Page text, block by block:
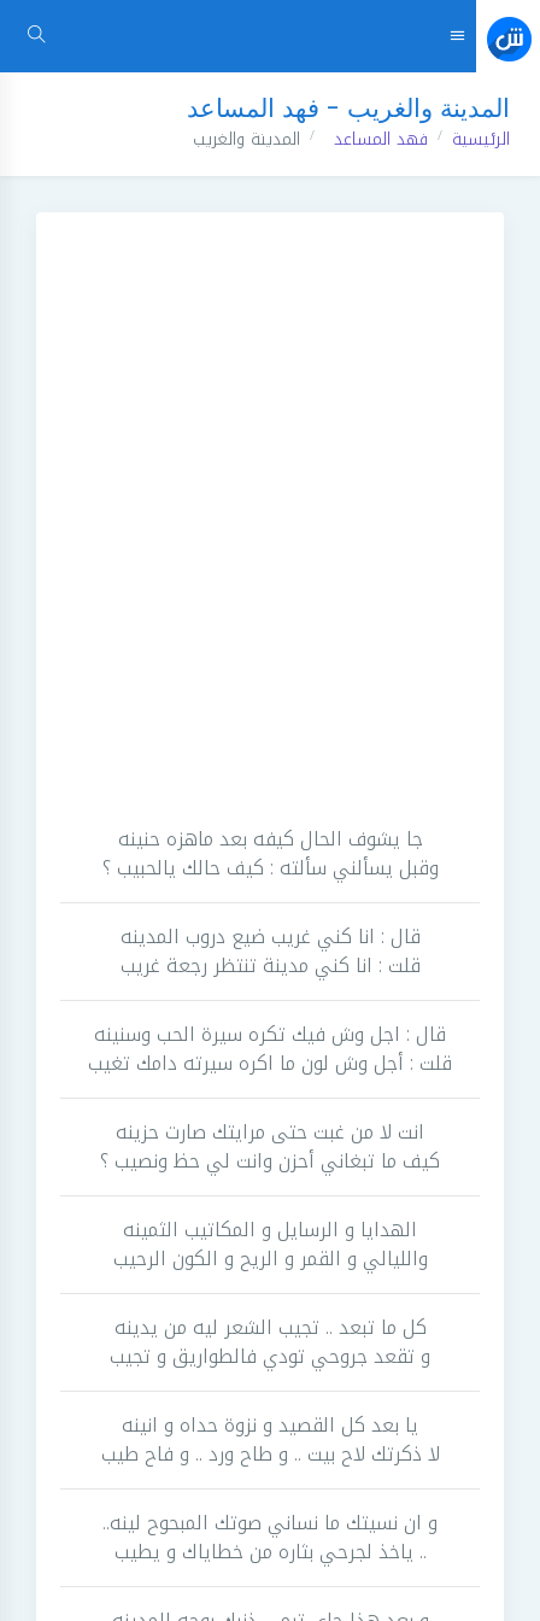
المدينة والغريب - فهد المساعد
الرئيسية فهد المساعد المدينة والغريب
جا يشوف الحال كيفه بعد ماهزه حنينه
وقبل يسألني سألته : كيف حالك يالحبيب ؟
قال : انا كني غريب ضيع دروب المدينه
قلت : انا كني مدينة تنتظر رجعة غريب
قال : اجل وش فيك تكره سيرة الحب وسنينه
قلت : أجل وش لون ما اكره سيرته دامك تغيب
انت لا من غبت حتى مرايتك صارت حزينه
كيف ما تبغاني أحزن وانت لي حظ ونصيب ؟
الهدايا و الرسايل و المكاتيب الثمينه
والليالي و القمر و الريح و الكون الرحيب
كل ما تبعد .. تجيب الشعر ليه من يدينه
و تقعد جروحي تودي فالطواريق و تجيب
يا بعد كل القصيد و نزوة حداه و انينه
لا ذكرتك لاح بيت .. و طاح ورد .. و فاح طيب
و ان نسيتك ما نساني صوتك المبحوح لينه..
.. ياخذ لجرحي بثاره من خطاياك و يطيب